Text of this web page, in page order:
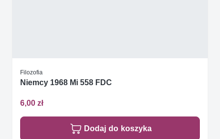
Filozofia
Niemcy 1968 Mi 558 FDC
6,00 zł
Dodaj do koszyka